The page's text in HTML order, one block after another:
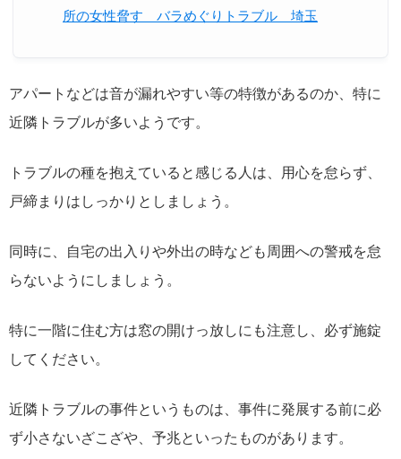
所の女性脅す バラめぐりトラブル 埼玉
アパートなどは音が漏れやすい等の特徴があるのか、特に
近隣トラブルが多いようです。
トラブルの種を抱えていると感じる人は、用心を怠らず、
戸締まりはしっかりとしましょう。
同時に、自宅の出入りや外出の時なども周囲への警戒を怠
らないようにしましょう。
特に一階に住む方は窓の開けっ放しにも注意し、必ず施錠
してください。
近隣トラブルの事件というものは、事件に発展する前に必
ず小さないざこざや、予兆といったものがあります。